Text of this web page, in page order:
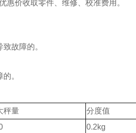
惠价收取零件、维修、校准费用。
故障的。
。
秤量
分度值
0.2kg